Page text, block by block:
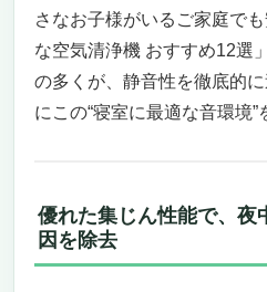
さなお子様がいるご家庭で
な空気清浄機 おすすめ12選
の多くが、静音性を徹底的
にこの“寝室に最適な音環境”
優れた集じん性能で、夜
因を除去